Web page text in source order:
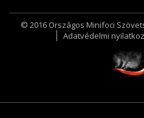
© 2016 Országos Minifoci
Adatvédelmi